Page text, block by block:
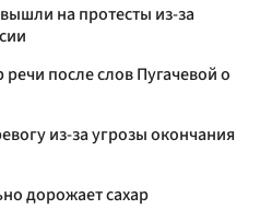
на протесты из-за
после слов Пугачевой о
из-за угрозы окончания
дорожает сахар